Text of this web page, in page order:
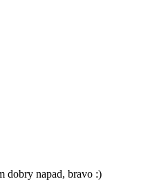
dobry napad, bravo :)